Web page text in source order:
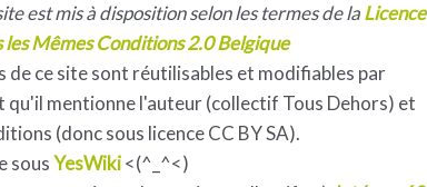
est mis à disposition selon les termes de laLicence
Mêmes Conditions 2.0 Belgique
de ce site sont réutilisables et modifiables par
mentionne l'auteur (collectif Tous Dehors) et
(donc sous licence CC BY SA).
sousYesWiki<(^_^<)